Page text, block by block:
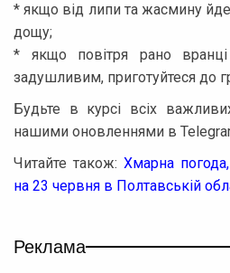
* якщо від липи та жасмину
дощу;
* якщо повітря рано
задушливим, приготуйтеся до
Будьте в курсі всіх
нашими оновленнями в
Читайте також: Хмарна
на 23 червня в Полтавській
Реклама